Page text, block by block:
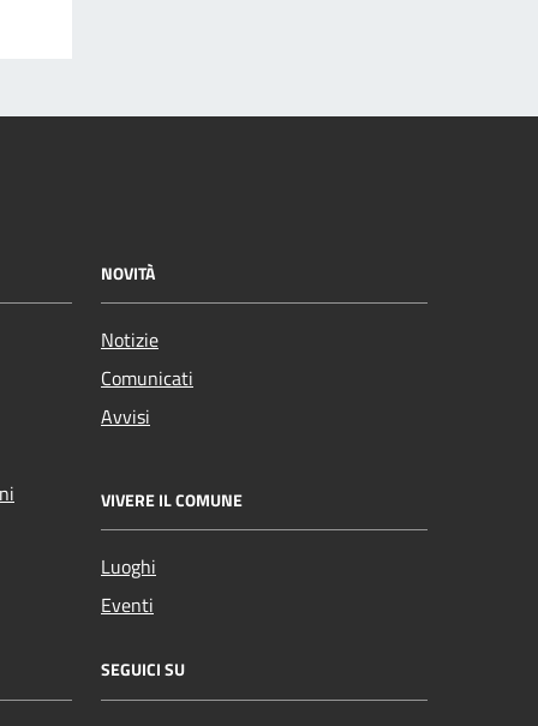
NOVITÀ
Notizie
Comunicati
Avvisi
VIVERE IL COMUNE
Luoghi
Eventi
SEGUICI SU